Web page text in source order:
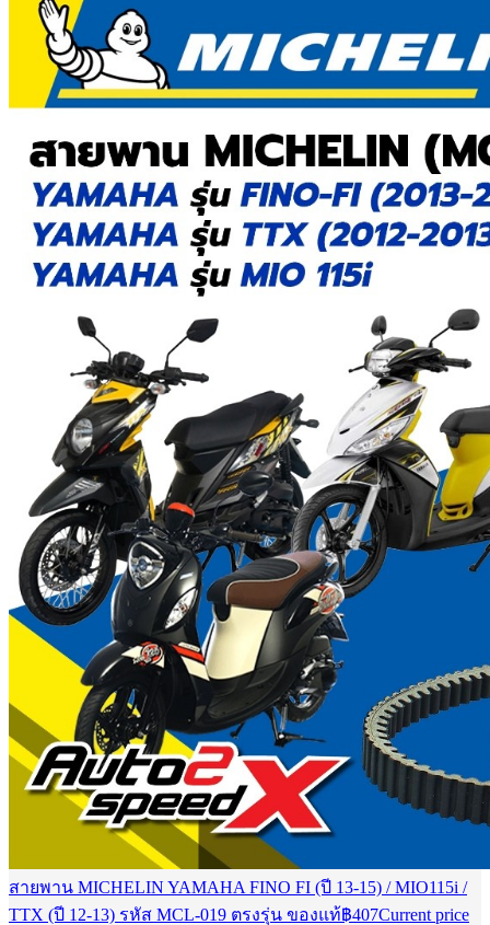
สายพาน MICHELIN YAMAHA FINO FI (ปี 13-15) / MIO115i /
TTX (ปี 12-13) รหัส MCL-019 ตรงรุ่น ของแท้฿407Current price